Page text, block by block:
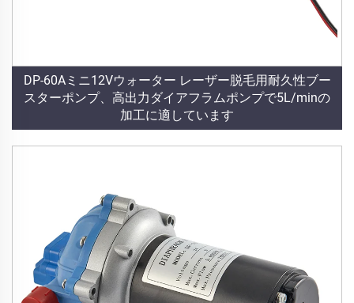
DP-60Aミニ12Vウォーター レーザー脱毛用耐久性ブー
スターポンプ、高出力ダイアフラムポンプで5L/minの
加工に適しています